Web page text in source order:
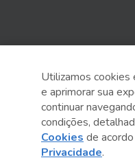
Serviço Social do Comércio
Administração Regional
Sesc São Paulo por aí:
Utilizamos cookies
e aprimorar sua
continuar
condições,
Cookies de
Privacidade.